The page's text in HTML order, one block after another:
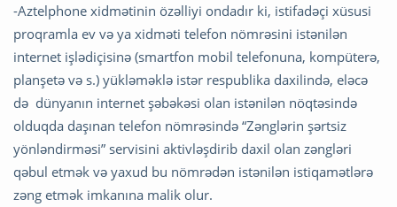
-Aztelphone xidmətinin özəlliyi ondadır ki, istifadəçi xüsusi
proqramla ev və ya xidməti telefon nömrəsini istənilən
internet işlədiçisinə (smartfon mobil telefonuna, kompüterə,
planşetə və s.) yükləməklə istər respublika daxilində, eləcə
də dünyanın internet şəbəkəsi olan istənilən nöqtəsində
olduqda daşınan telefon nömrəsində “Zənglərin şərtsiz
yönləndirməsi” servisini aktivləşdirib daxil olan zəngləri
qəbul etmək və yaxud bu nömrədən istənilən istiqamətlərə
zəng etmək imkanına malik olur.